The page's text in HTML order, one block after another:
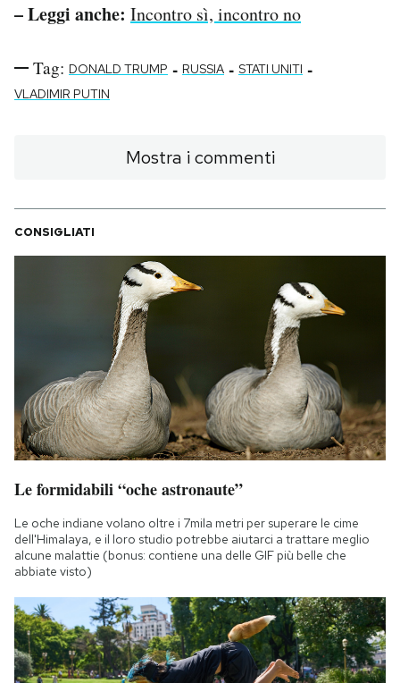
– Leggi anche: Incontro sì, incontro no
Tag: DONALD TRUMP - RUSSIA - STATI UNITI -
VLADIMIR PUTIN
Mostra i commenti
CONSIGLIATI
Le formidabili “oche astronaute”
Le oche indiane volano oltre i 7mila metri per superare le cime
dell'Himalaya, e il loro studio potrebbe aiutarci a trattare meglio
alcune malattie (bonus: contiene una delle GIF più belle che
abbiate visto)